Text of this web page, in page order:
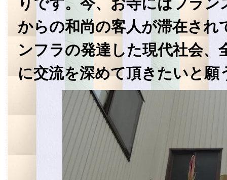
からの和尚の客人が滞在され
ンフラの発達した現代社会、
に交流を深めて頂きたいと願